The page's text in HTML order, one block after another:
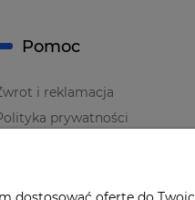
Pomoc
i reklamacja
prywatności